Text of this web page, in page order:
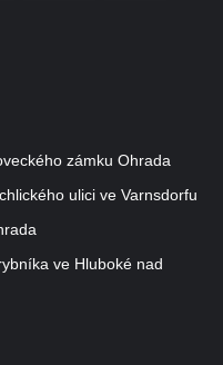
zámku Ohrada
ulici ve Varnsdorfu
ve Hluboké nad